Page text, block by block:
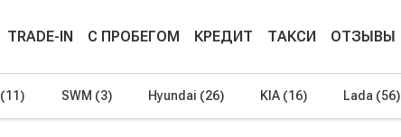
TRADE-IN С ПРОБЕГОМ КРЕДИТ ТАКСИ ОТЗЫВЫ
(11) SWM (3) Hyundai (26) KIA (16) Lada (56)